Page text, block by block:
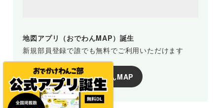
地図アプリ（おでわんMAP）誕生
新規部員登録で誰でも無料でご利用いただけます
おでわんMAP